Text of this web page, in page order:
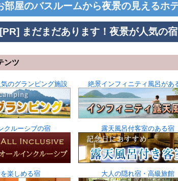
部屋のバスルームから夜景の見えるホ
[PR] まだまだあります！夜景が人気の
ンツ
のグランピング施設 絶景インフィニティ風呂があ
クルーシブの宿 露天風呂付客室のある宿
楽しめる宿 大人の隠れ宿・高級旅館